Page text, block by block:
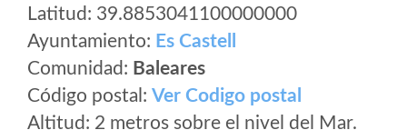
Latitud: 39.8853041100000000
Ayuntamiento: Es Castell
Comunidad: Baleares
Código postal: Ver Codigo postal
Altitud: 2 metros sobre el nivel del Mar.